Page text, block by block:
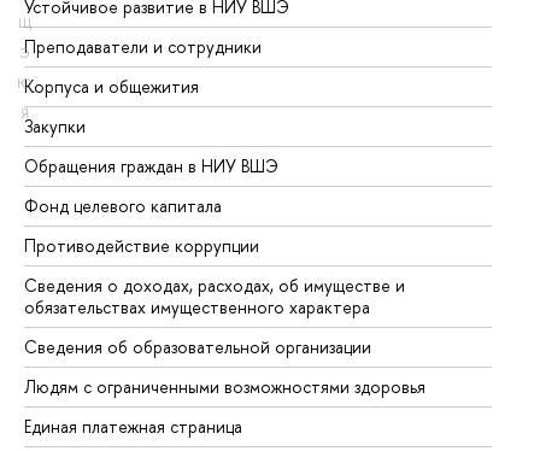
Щ
Э
Ю
Я
Устойчивое развитие в НИУ ВШЭ
Преподаватели и сотрудники
Корпуса и общежития
Закупки
Обращения граждан в НИУ ВШЭ
Фонд целевого капитала
Противодействие коррупции
Сведения о доходах, расходах, об имуществе и
обязательствах имущественного характера
Сведения об образовательной организации
Людям с ограниченными возможностями здоровья
Единая платежная страница